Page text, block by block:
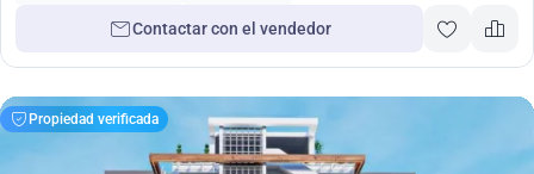
Contactar con el vendedor
Propiedad verificada